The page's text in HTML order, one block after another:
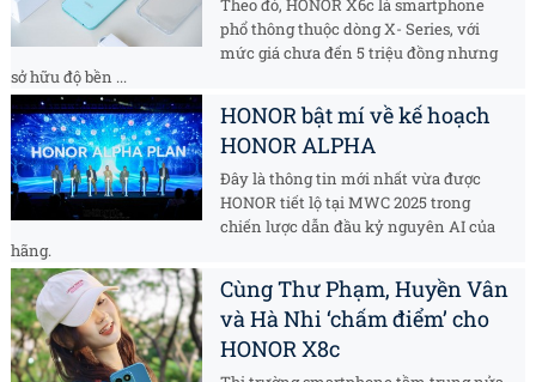
Theo đó, HONOR X6c là smartphone
phổ thông thuộc dòng X- Series, với
mức giá chưa đến 5 triệu đồng nhưng
sở hữu độ bền ...
HONOR bật mí về kế hoạch
HONOR ALPHA
Đây là thông tin mới nhất vừa được
HONOR tiết lộ tại MWC 2025 trong
chiến lược dẫn đầu kỷ nguyên AI của
hãng.
Cùng Thư Phạm, Huyền Vân
và Hà Nhi ‘chấm điểm’ cho
HONOR X8c